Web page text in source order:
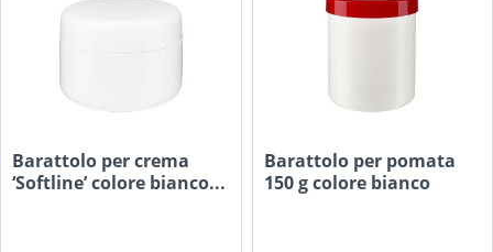
Barattolo per crema
‘Softline’ colore bianco...
Barattolo per pomata
150 g colore bianco